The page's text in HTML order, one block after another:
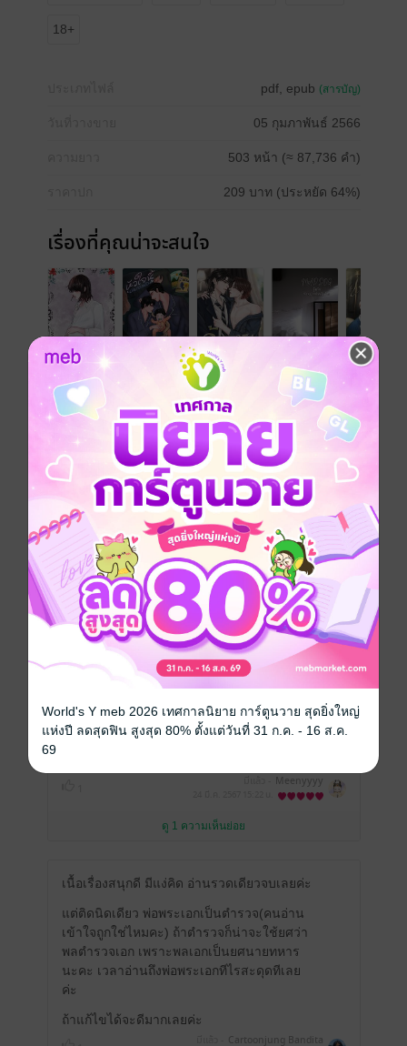
18+
pdf, epub (สารบัญ)
05 กุมภาพันธ์ 2566
503 หน้า (≈ 87,736 คำ)
209 บาท (ประหยัด 64%)
เรื่องที่คุณน่าจะสนใจ
เขียนรีวิวและให้เรตติ้ง
คุณสามารถ เข้าสู่ระบบเพื่อแสดงความคิดเห็นได้จ้า
รีวิวทั้งหมด
หน้าที่ 1
คุ้มมากกกก ซื้อในราคาโปรลดราคา 60 บาท
เนื้อหาต่อบทไม่น้อยเลยทีเดียว สนุกมากกกกกก
ทุกตัวละครมีเหตุผลหมด เหมือนชีวิตจริง นาย
Meenyyyy
ดู 1 ความเห็นย่อย
เนื้อเรื่องสนุกดี มีแง่คิด อ่านรวดเดียวจบเลยค่ะ
แต่ติดนิดเดียว พ่อพระเอกเป็นตำรวจ(คนอ่าน
เข้าใจถูกใช่ไหมคะ) ถ้าตำรวจก็น่าจะใช้ยศว่า
พลตำรวจเอก เพราะพลเอกเป็นยศนายทหาร
นะคะ เวลาอ่านถึงพ่อพระเอกทีไรสะดุดทีเลย
ค่ะ
ถ้าแก้ไขได้จะดีมากเลยค่ะ
Cartoonjung Bandita
World's Y meb 2026 เทศกาลนิยาย การ์ตูนวาย สุดยิ่งใหญ่
แห่งปี ลดสุดฟิน สูงสุด 80% ตั้งแต่วันที่ 31 ก.ค. - 16 ส.ค.
69